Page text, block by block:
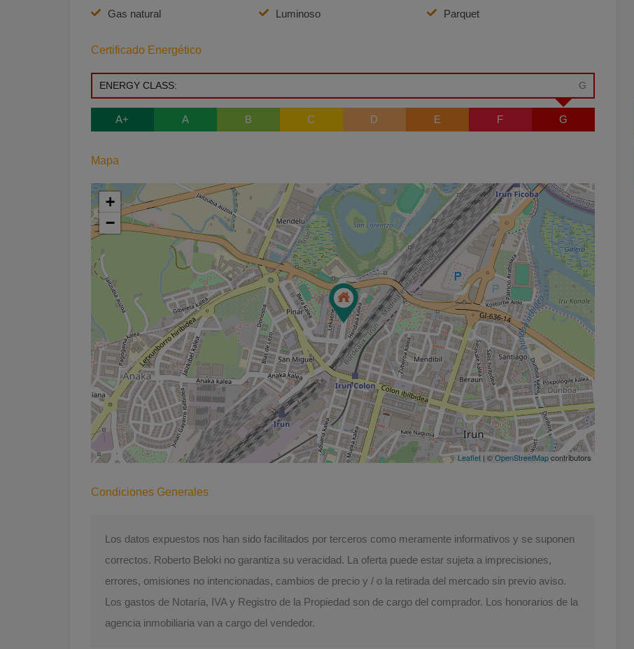
Gas natural Luminoso Parquet
Certificado Energético
ENERGY CLASS: G
A+ A B C D E F G
Mapa
+
−
Leaflet| ©OpenStreetMapcontributors
Condiciones Generales
Los datos expuestos nos han sido facilitados por terceros como meramente informativos y se suponen
correctos. Roberto Beloki no garantiza su veracidad. La oferta puede estar sujeta a imprecisiones,
errores, omisiones no intencionadas, cambios de precio y / o la retirada del mercado sin previo aviso.
Los gastos de Notaría, IVA y Registro de la Propiedad son de cargo del comprador. Los honorarios de la
agencia inmobiliaria van a cargo del vendedor.